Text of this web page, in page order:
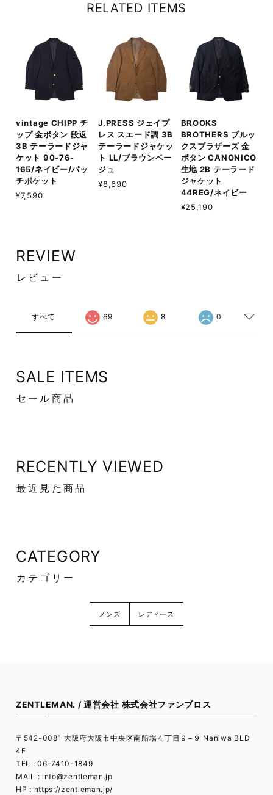
RELATED ITEMS
vintage CHIPP チ
ップ 金ボタン 段返
3B テーラードジャ
ケット 90-76-
165/ネイビー/パッ
チポケット
¥7,590
J.PRESS ジェイプ
レス スエード調 3B
テーラードジャケッ
ト LL/ブラウンベー
ジュ
¥8,690
BROOKS
BROTHERS ブルッ
クスブラザーズ 金
ボタン CANONICO
生地 2B テーラード
ジャケット
44REG/ネイビー
¥25,190
REVIEW
レビュー
すべて 69 8 0
SALE ITEMS
セール商品
RECENTLY VIEWED
最近見た商品
CATEGORY
カテゴリー
メンズ レディース
ZENTLEMAN. / 運営会社 株式会社ファンブロス
〒542-0081 大阪府大阪市中央区南船場４丁目９−９ Naniwa BLD
4F
TEL : 06-7410-1849
MAIL : info@zentleman.jp
HP : https://zentleman.jp/